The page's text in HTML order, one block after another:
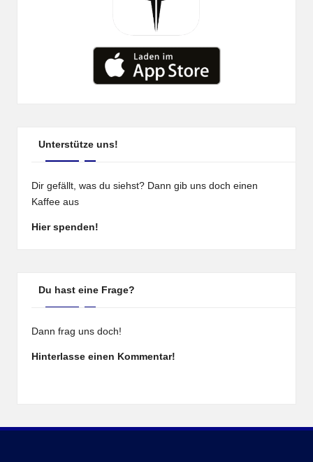
Unterstütze uns!
Dir gefällt, was du siehst? Dann gib uns doch einen
Kaffee aus
Hier spenden!
Du hast eine Frage?
Dann frag uns doch!
Hinterlasse einen Kommentar!